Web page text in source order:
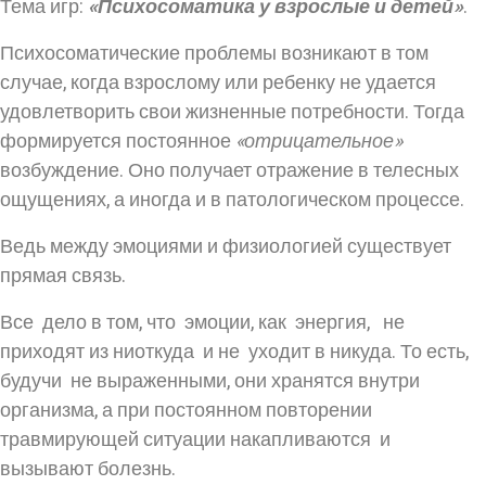
Тема игр: «Психосоматика у взрослые и детей».
Психосоматические проблемы возникают в том
случае, когда взрослому или ребенку не удается
удовлетворить свои жизненные потребности. Тогда
формируется постоянное «отрицательное»
возбуждение. Оно получает отражение в телесных
ощущениях, а иногда и в патологическом процессе.
Ведь между эмоциями и физиологией существует
прямая связь.
Все дело в том, что эмоции, как энергия, не
приходят из ниоткуда и не уходит в никуда. То есть,
будучи не выраженными, они хранятся внутри
организма, а при постоянном повторении
травмирующей ситуации накапливаются и
вызывают болезнь.